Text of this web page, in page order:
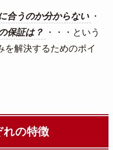
合うのか分からない ・
保証は？
・・・という
を解決するためのポイ
の特徴